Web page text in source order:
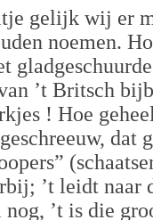
gelijk wij er
noemen.
’t Britsch
! Hoe
dat
’t leidt naar
’t is die